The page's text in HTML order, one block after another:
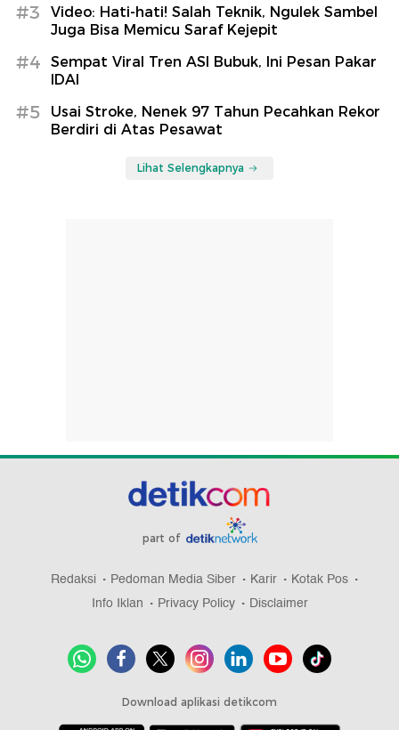
#3
Video: Hati-hati! Salah Teknik, Ngulek Sambel
Juga Bisa Memicu Saraf Kejepit
#4
Sempat Viral Tren ASI Bubuk, Ini Pesan Pakar
IDAI
#5
Usai Stroke, Nenek 97 Tahun Pecahkan Rekor
Berdiri di Atas Pesawat
Lihat Selengkapnya
part of
Redaksi Pedoman Media Siber Karir
Kotak Pos
Info Iklan
Privacy Policy Disclaimer
Download aplikasi detikcom